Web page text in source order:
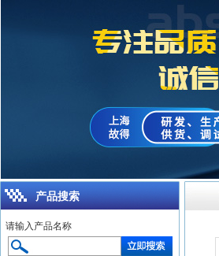
产品搜索
请输入产品名称